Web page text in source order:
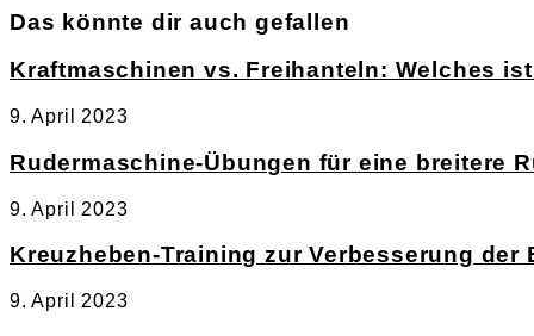
Das könnte dir auch gefallen
Kraftmaschinen vs. Freihanteln: Welches
9. April 2023
Rudermaschine-Übungen für eine breitere
9. April 2023
Kreuzheben-Training zur Verbesserung der
9. April 2023